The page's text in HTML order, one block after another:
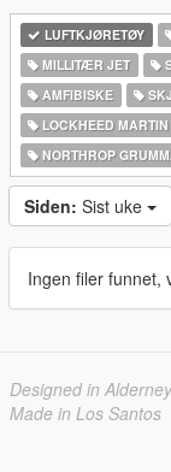
LUFTKJØRETØY
MILLITÆR JET
AMFIBISKE
LOCKHEED MARTIN
NORTHROP
Siden: Sist uke
Ingen filer funnet,
Designed in Alderney
Made in Los Santos